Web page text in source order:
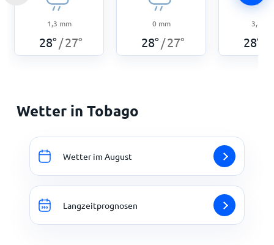
1,3 mm
28° /27°
0 mm
28° /27°
3,8
28°
Wetter in Tobago
Wetter im August
Langzeitprognosen